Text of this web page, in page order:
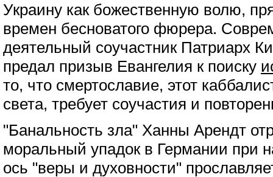
Украину как божественную волю,
времен бесноватого фюрера.
деятельный соучастник Патриарх
предал призыв Евангелия к поиску
то, что смертославие, этот
света, требует соучастия и
"Банальность зла" Ханны Арендт
моральный упадок в Германии при
ось "веры и духовности"